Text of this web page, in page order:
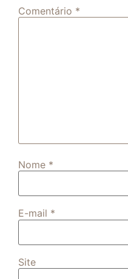
Comentário *
Nome *
E-mail *
Site